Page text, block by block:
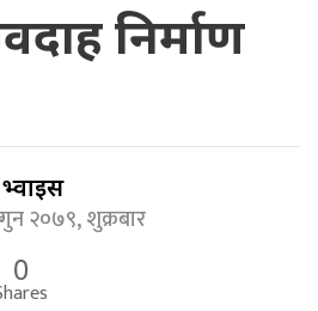
निर्माण
२०७९, शुक्रबार
0